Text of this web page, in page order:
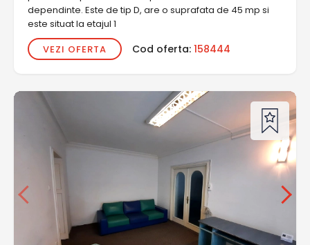
dependinte. Este de tip D, are o suprafata de 45 mp si
este situat la etajul 1
VEZI OFERTA
Cod oferta: 158444